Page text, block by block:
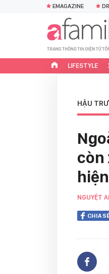
EMAGAZINE
LIFESTYLE
HẬU
còn
NGUYỆT
CHIA SẺ